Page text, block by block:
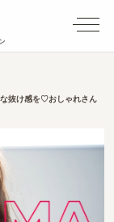
な抜け感を♡おしゃれさん